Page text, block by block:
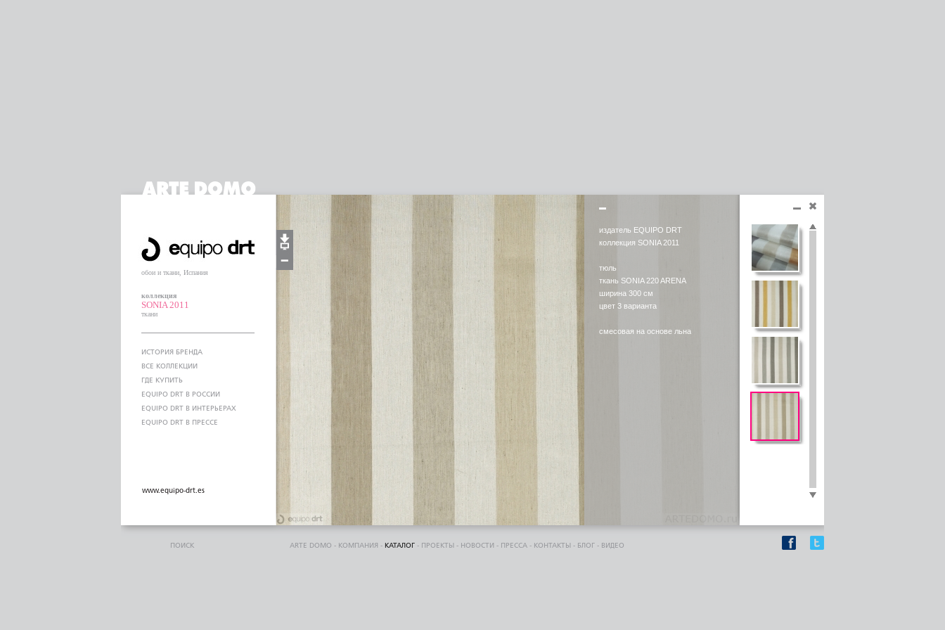
обои и ткани, Испания
коллекция
SONIA 2011
ткани
ИСТОРИЯ БРЕНДА
ВСЕ КОЛЛЕКЦИИ
ГДЕ КУПИТЬ
EQUIPO DRT В РОССИИ
EQUIPO DRT В ИНТЕРЬЕРАХ
EQUIPO DRT В ПРЕССЕ
www.equipo-drt.es
ПОИСК
издатель EQUIPO DRT
коллекция SONIA 2011
тюль
ткань SONIA 220 ARENA
ширина 300 см
цвет 3 варианта
смесовая на основе льна
ARTE DOMO - КОМПАНИЯ - КАТАЛОГ - ПРОЕКТЫ - НОВОСТИ - ПРЕССА - КОНТАКТЫ - БЛОГ - ВИДЕО